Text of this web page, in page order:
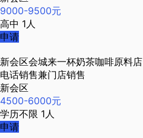
9000-9500元
高中 1人
申请
新会区会城来一杯奶茶咖啡原料店
电话销售兼门店销售
新会区
4500-6000元
学历不限 1人
申请